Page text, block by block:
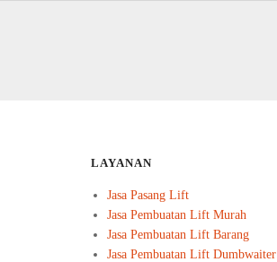
LAYANAN
Jasa Pasang Lift
Jasa Pembuatan Lift Murah
Jasa Pembuatan Lift Barang
Jasa Pembuatan Lift Dumbwaiter